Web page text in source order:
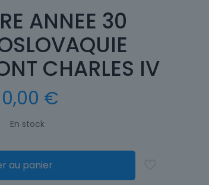
ANNEE 30
CHARLES IV
€
En stock
au panier